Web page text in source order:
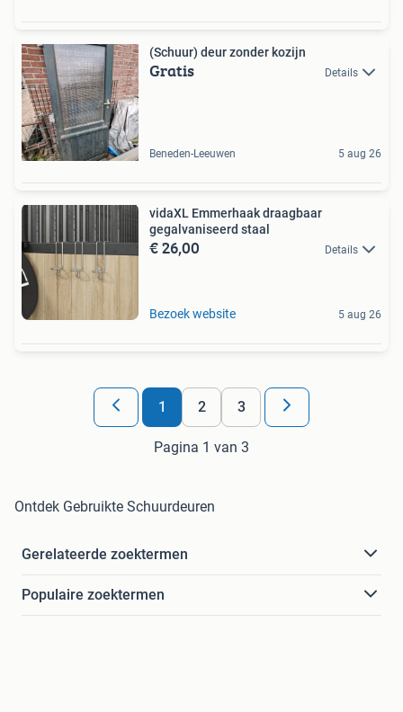
(Schuur) deur zonder kozijn
Gratis Details
Beneden-Leeuwen 5 aug 26
vidaXL Emmerhaak draagbaar
gegalvaniseerd staal
€ 26,00 Details
Bezoek website 5 aug 26
1 2 3
Pagina 1 van 3
Ontdek Gebruikte Schuurdeuren
Gerelateerde zoektermen
Populaire zoektermen